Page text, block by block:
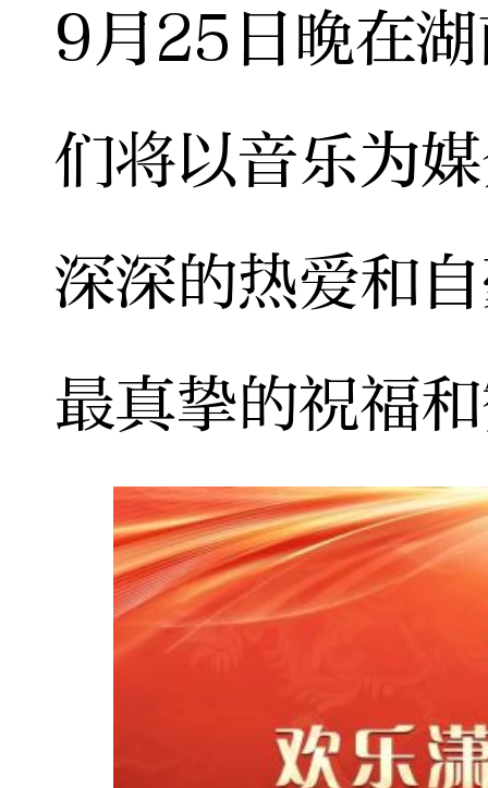
9月25日晚在
们将以音乐为
深深的热爱和
最真挚的祝福